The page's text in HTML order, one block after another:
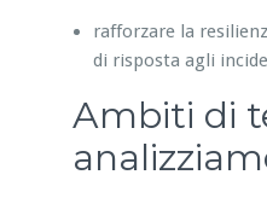
rafforzare la
di risposta agli
Ambiti di